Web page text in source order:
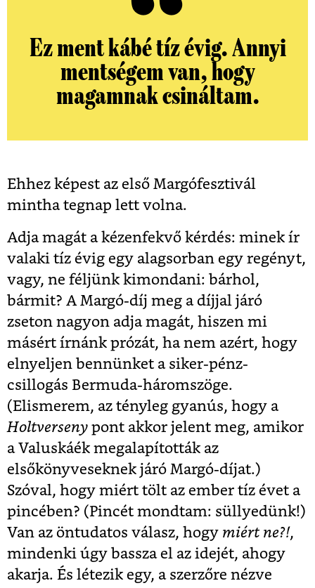
Ez ment kábé tíz évig. Annyi
mentségem van, hogy
magamnak csináltam.
Ehhez képest az első Margófesztivál
mintha tegnap lett volna.
Adja magát a kézenfekvő kérdés: minek ír
valaki tíz évig egy alagsorban egy regényt,
vagy, ne féljünk kimondani: bárhol,
bármit? A Margó-díj meg a díjjal járó
zseton nagyon adja magát, hiszen mi
másért írnánk prózát, ha nem azért, hogy
elnyeljen bennünket a siker-pénz-
csillogás Bermuda-háromszöge.
(Elismerem, az tényleg gyanús, hogy a
Holtverseny pont akkor jelent meg, amikor
a Valuskáék megalapították az
elsőkönyveseknek járó Margó-díjat.)
Szóval, hogy miért tölt az ember tíz évet a
pincében? (Pincét mondtam: süllyedünk!)
Van az öntudatos válasz, hogy miért ne?!,
mindenki úgy bassza el az idejét, ahogy
akarja. És létezik egy, a szerzőre nézve